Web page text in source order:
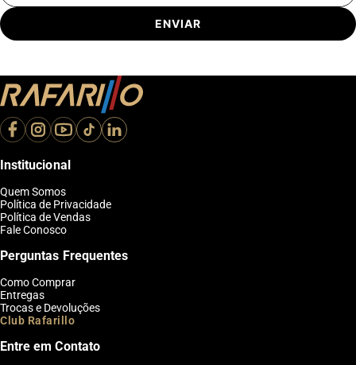
ENVIAR
Institucional
Quem Somos
Política de Privacidade
Política de Vendas
Fale Conosco
Perguntas Frequentes
Como Comprar
Entregas
Trocas e Devoluções
Club Rafarillo
Entre em Contato